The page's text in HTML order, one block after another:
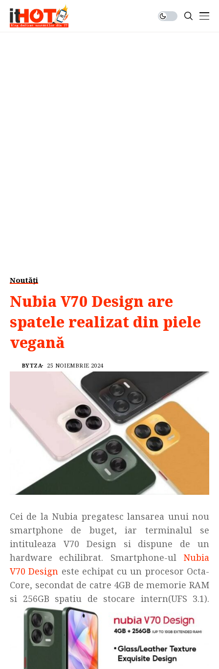
Noutăți
Nubia V70 Design are
spatele realizat din piele
vegană
BYTZA 25 NOIEMBRIE 2024
Cei de la Nubia pregatesc lansarea unui nou
smartphone de buget, iar terminalul se
intituleaza V70 Design si dispune de un
hardware echilibrat. Smartphone-ul Nubia
V70 Design este echipat cu un procesor Octa-
Core, secondat de catre 4GB de memorie RAM
si 256GB spatiu de stocare intern(UFS 3.1).